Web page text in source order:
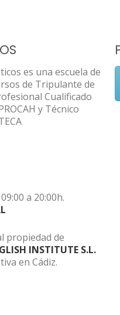
es una escuela de
de Tripulante de
Cualificado
y Técnico
a 20:00h.
propiedad de
INSTITUTE S.L.
en Cádiz.